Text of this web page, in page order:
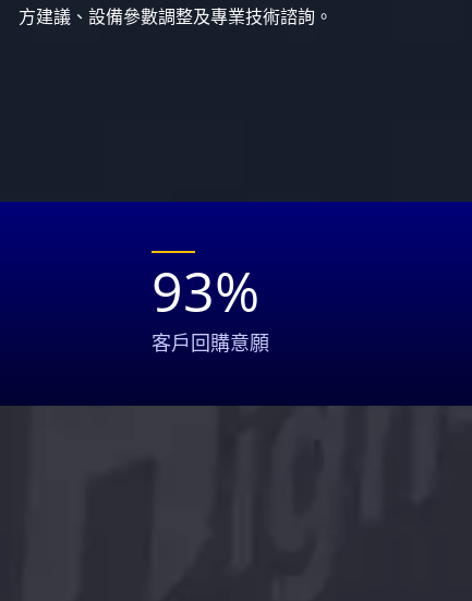
方建議、設備參數調整及專業技術諮詢。
93%
客戶回購意願